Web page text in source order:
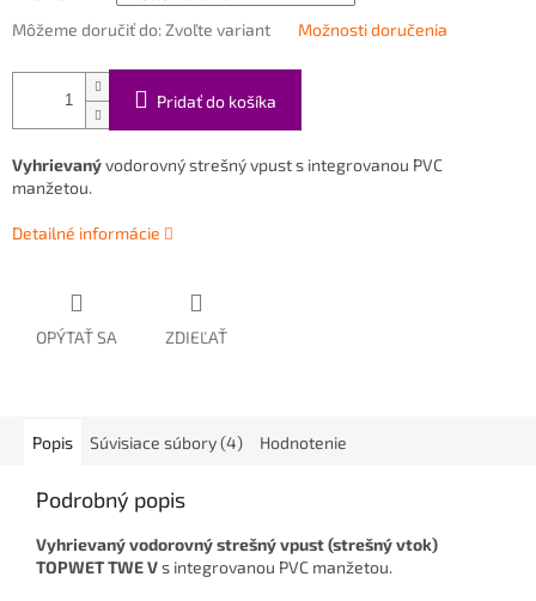
Môžeme doručiť do: Zvoľte variant Možnosti doručenia
Pridať do košíka
Vyhrievanývodorovný strešný vpust s integrovanou PVC
manžetou.
Detailné informácie
OPÝTAŤ SA ZDIEĽAŤ
Popis Súvisiace súbory (4) Hodnotenie
Podrobný popis
Vyhrievaný vodorovný strešný vpust (strešný vtok)
TOPWET TWE Vs integrovanou PVC manžetou.